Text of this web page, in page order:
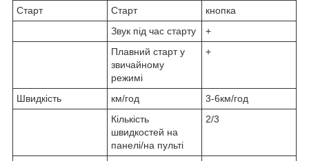
Старт Старт
кнопка
Звук під час старту
+
Плавний старт у
звичайному
режимі
+
Швидкість км/год
3-6км/год
Кількість
швидкостей на
панелі/на пульті
2/3